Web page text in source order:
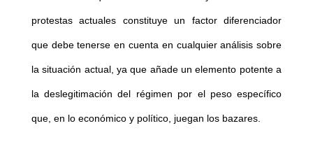
protestas actuales constituye un factor diferenciador
que debe tenerse en cuenta en cualquier análisis sobre
la situación actual, ya que añade un elemento potente a
la deslegitimación del régimen por el peso específico
que, en lo económico y político, juegan los bazares.